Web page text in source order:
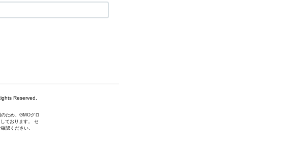
Reserved.
ため、GMOグロ
ております。 セ
認ください。